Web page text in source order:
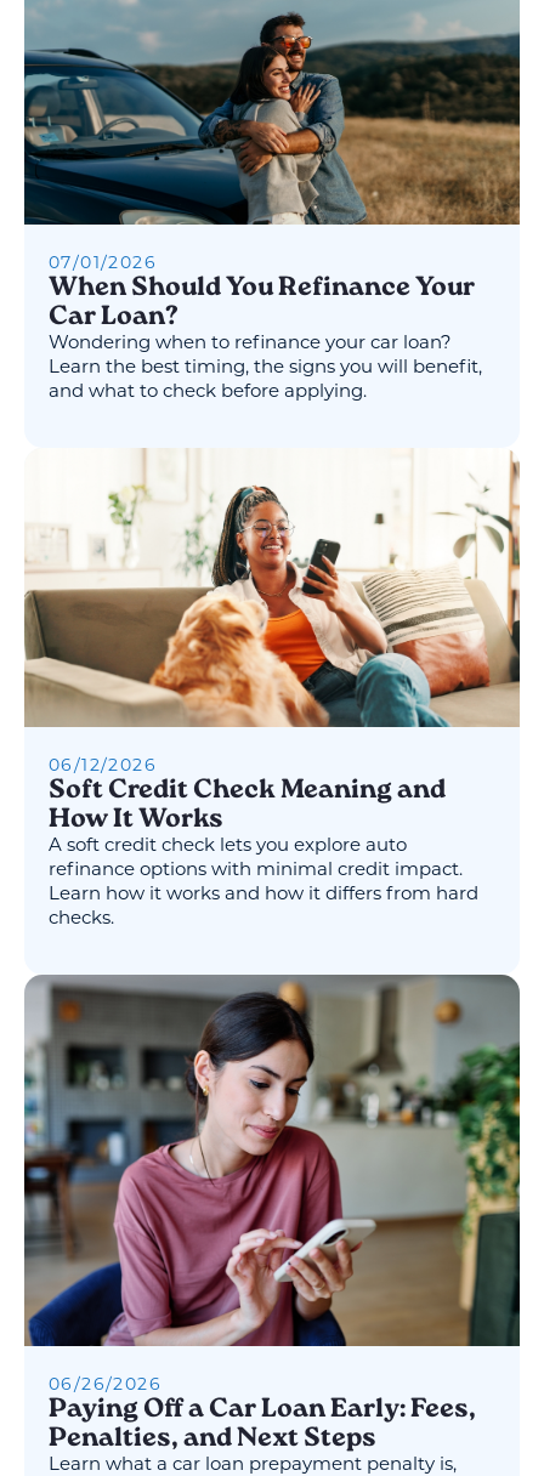
07/01/2026
When Should You Refinance Your
Car Loan?
Wondering when to refinance your car loan?
Learn the best timing, the signs you will benefit,
and what to check before applying.
06 / 12/2026
Soft Credit Check Meaning and
How It Works
A soft credit check lets you explore auto
refinance options with minimal credit impact.
Learn how it works and how it differs from hard
checks.
06 /26/2026
Paying Off a Car Loan Early: Fees,
Penalties, and Next Steps
Learn what a car loan prepayment penalty is,